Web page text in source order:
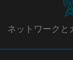
ネットワークと